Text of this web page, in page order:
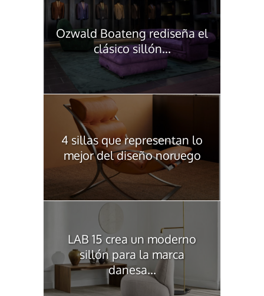
Ozwald Boateng rediseña el
clásico sillón...
4 sillas que representan lo
mejor del diseño noruego
LAB 15 crea un moderno
sillón para la marca
danesa...